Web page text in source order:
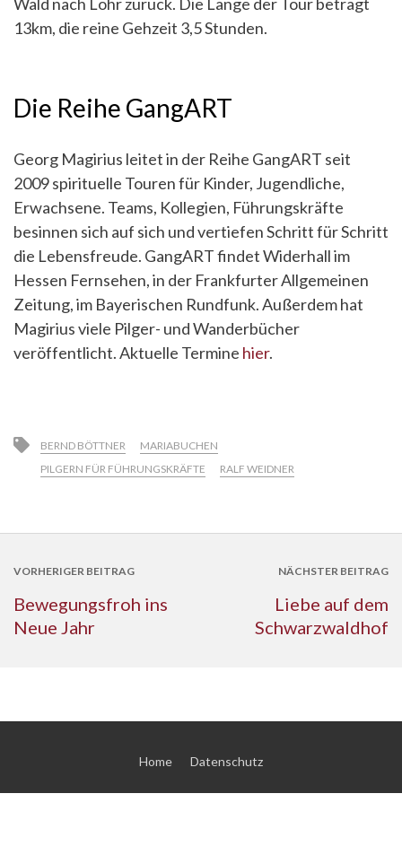
13km, die reine Gehzeit 3,5 Stunden.
Die Reihe GangART
Georg Magirius leitet in der Reihe GangART seit
2009 spirituelle Touren für Kinder, Jugendliche,
Erwachsene. Teams, Kollegien, Führungskräfte
besinnen sich auf sich und vertiefen Schritt für Schritt
die Lebensfreude. GangART findet Widerhall im
Hessen Fernsehen, in der Frankfurter Allgemeinen
Zeitung, im Bayerischen Rundfunk. Außerdem hat
Magirius viele Pilger- und Wanderbücher
veröffentlicht. Aktuelle Termine hier.
BERND BÖTTNER
MARIABUCHEN
PILGERN FÜR FÜHRUNGSKRÄFTE
RALF WEIDNER
VORHERIGER BEITRAG
Bewegungsfroh ins
Neue Jahr
NÄCHSTER BEITRAG
Liebe auf dem
Schwarzwaldhof
Home Datenschutz